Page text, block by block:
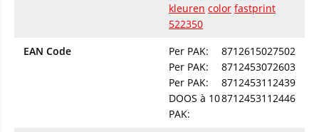
kleuren color fastprint
522350
EAN Code
Per PAK:
8712615027502
Per PAK:
8712453072603
Per PAK:
8712453112439
DOOS à 10
PAK:
8712453112446